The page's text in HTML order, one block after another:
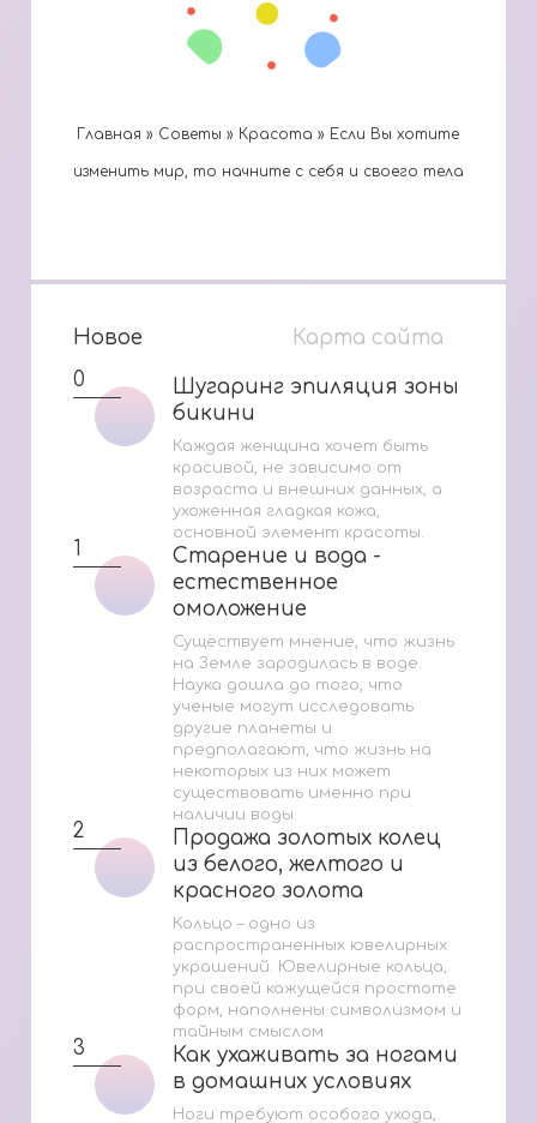
Главная » Cоветы » Красота » Если Вы хотите
изменить мир, то начните с себя и своего тела
Новое
Карта сайта
0
Шугаринг эпиляция зоны
бикини
Шугаринг эпиляция зоны
бикини
Каждая женщина хочет быть
красивой, не зависимо от
возраста и внешних данных, а
ухоженная гладкая кожа,
основной элемент красоты.
1
Старение и вода -
естественное
омоложение
Старение и вода -
естественное
омоложение
Существует мнение, что жизнь
на Земле зародилась в воде.
Наука дошла до того, что
ученые могут исследовать
другие планеты и
предполагают, что жизнь на
некоторых из них может
существовать именно при
наличии воды.
2
Продажа золотых колец
из белого, желтого и
красного золота
Продажа золотых колец
из белого, желтого и
красного золота
Кольцо – одно из
распространенных ювелирных
украшений. Ювелирные кольца,
при своей кажущейся простоте
форм, наполнены символизмом и
тайным смыслом
3
Как ухаживать за ногами
в домашних условиях
Как ухаживать за ногами
в домашних условиях
Ноги требуют особого ухода,